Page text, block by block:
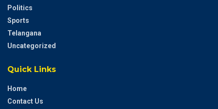
Politics
Sports
Telangana
Uncategorized
Quick Links
Home
Contact Us